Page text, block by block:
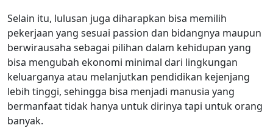
Selain itu, lulusan juga diharapkan bisa memilih
pekerjaan yang sesuai passion dan bidangnya maupun
berwirausaha sebagai pilihan dalam kehidupan yang
bisa mengubah ekonomi minimal dari lingkungan
keluarganya atau melanjutkan pendidikan kejenjang
lebih tinggi, sehingga bisa menjadi manusia yang
bermanfaat tidak hanya untuk dirinya tapi untuk orang
banyak.